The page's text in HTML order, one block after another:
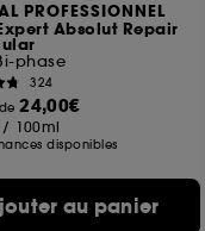
PROFESSIONNEL
Absolut Repair
phase
324
de24,00€
/ 100ml
disponibles
au panier